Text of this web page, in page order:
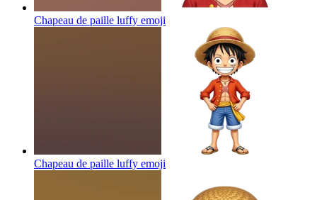
Chapeau de paille luffy emoji
Chapeau de paille luffy emoji